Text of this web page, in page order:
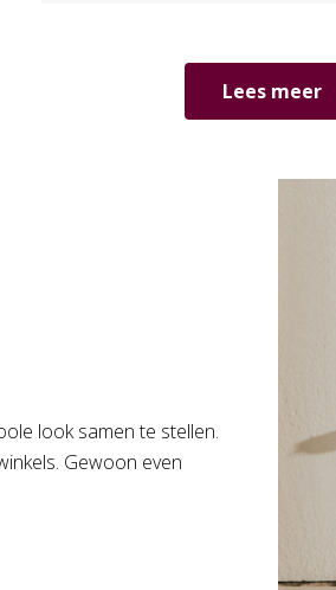
Lees meer
look samen te stellen.
Gewoon even